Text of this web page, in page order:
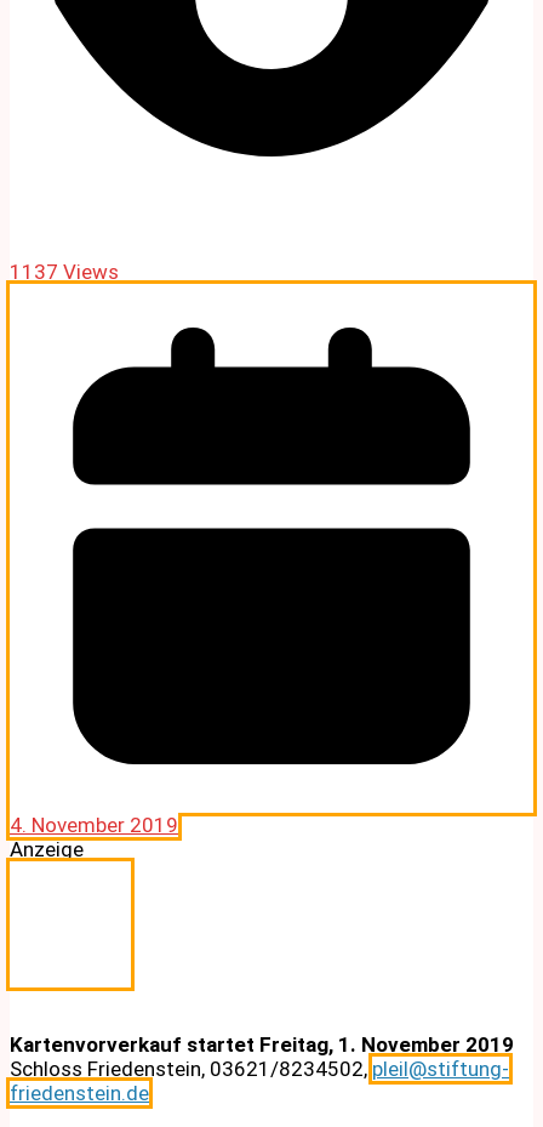
1137 Views
4. November 2019
Anzeige
Kartenvorverkauf startet Freitag, 1. November 2019
Schloss Friedenstein, 03621/8234502, pleil@stiftung-
friedenstein.de